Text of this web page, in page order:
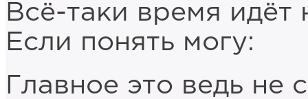
Всё-таки время идёт
Если понять могу:
Главное это ведь не